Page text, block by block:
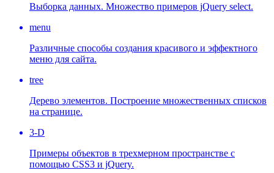
Выборка данных. Множество примеров jQuery select.
menu
Различные способы создания красивого и эффектного
меню для сайта.
tree
Дерево элементов. Построение множественных списков
на странице.
3-D
Примеры объектов в трехмерном пространстве с
помощью CSS3 и jQuery.